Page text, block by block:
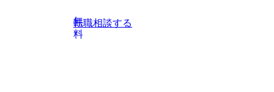
り、常に刺激を受けながらプロジェクトワークが可能 総合
コンサルティングファームの名の通り、全方位のクライア
無
料
転職相談する